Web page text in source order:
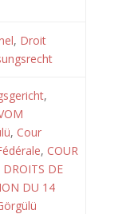
, Droit
,
, Cour
, COUR
DROITS DE
DU 14